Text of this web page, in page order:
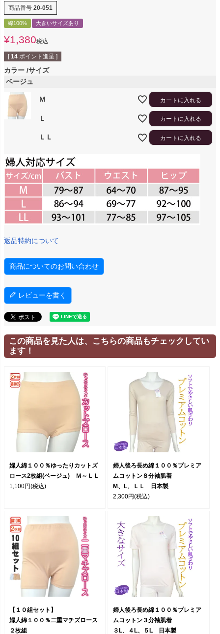
商品番号 20-051
綿100% 大きいサイズあり
¥1,380税込
[ 14 ポイント進呈 ]
カラー サイズ
ベージュ
Ｍ カートに入れる
Ｌ カートに入れる
ＬＬ カートに入れる
返品特約について
商品についてのお問い合わせ
レビューを書く
この商品を見た人は、こちらの商品もチェックしてい
ます！
婦人綿１００％ゆったりカットズ
ロース2枚組(ベージュ) Ｍ～ＬＬ
1,100円(税込)
婦人後ろ長め綿１００％プレミア
ムコットン８分袖肌着
M、L、ＬＬ 日本製
2,300円(税込)
【１０組セット】
婦人綿１００％二重マチズロース
２枚組
婦人後ろ長め綿１００％プレミア
ムコットン３分袖肌着
３L、４L、５L 日本製